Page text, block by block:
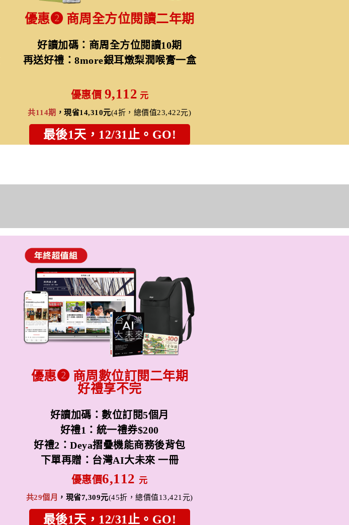
優惠➋ 商周全方位閱讀二年期
好讀加碼：商周全方位閱讀10期
再送好禮：8more銀耳燉梨潤喉膏一盒
優惠價 9,112 元
共114期 ，現省14,310元(4折，總價值23,422元)
最後1天，12/31止。GO!
優惠➋ 商周 數位訂閱二年期
好禮享不完
好讀加碼：數位訂閱5個月
好禮1：統一禮券$200
好禮2：Deya摺疊機能商務後背包
下單再贈：台灣AI大未來 一冊
優惠價6,112 元
共29個月 ，現省7,309元(45折，總價值13,421元)
最後1天，12/31止。GO!